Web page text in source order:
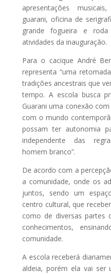
apresentações
guarani, oficina de
grande fogueira e
atividades da inauguração.
Para o cacique André
representa “uma
tradições ancestrais que
tempo. A escola busca
Guarani uma conexão
com o mundo
possam ter autonomia
independente das
homem branco”.
De acordo com a
a comunidade, onde os
juntos, sendo um
centro cultural, que
como de diversas partes
conhecimentos,
comunidade.
A escola receberá
aldeia, porém ela vai ser